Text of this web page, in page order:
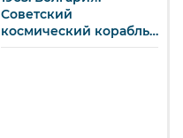
Советский
космический корабль
«Восход».